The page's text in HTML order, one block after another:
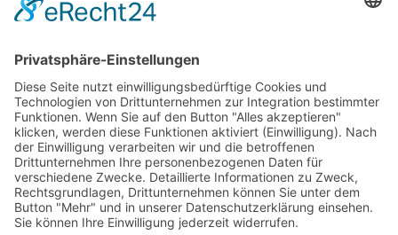
/1
Figurengruppe – Metall
Kopfstele – Metall verzinkt